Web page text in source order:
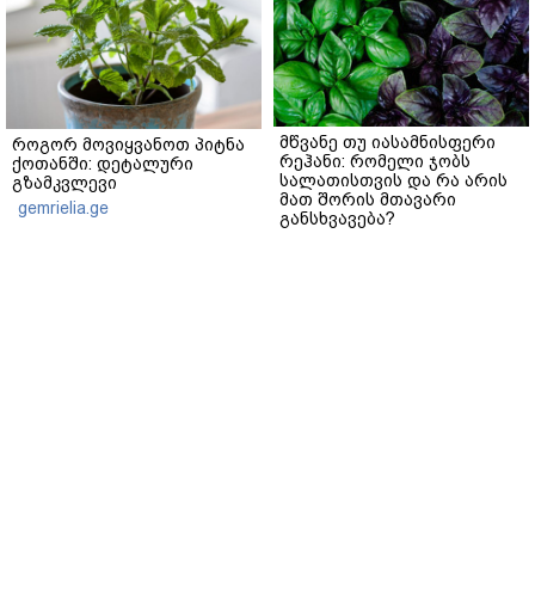
როგორ მოვიყვანოთ პიტნა
ქოთანში: დეტალური
გზამკვლევი
gemrielia.ge
მწვანე თუ იასამნისფერი
რეჰანი: რომელი ჯობს
სალათისთვის და რა არის
მათ შორის მთავარი
განსხვავება?